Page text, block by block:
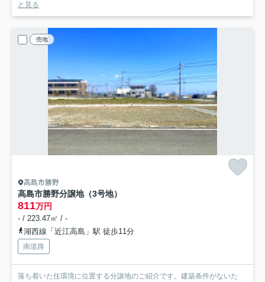
と見る
売地
高島市勝野
高島市勝野分譲地（3号地）
811万円
- / 223.47㎡ / -
湖西線「近江高島」駅 徒歩11分
南道路
落ち着いた住環境に位置する分譲地のご紹介です。建築条件がないた